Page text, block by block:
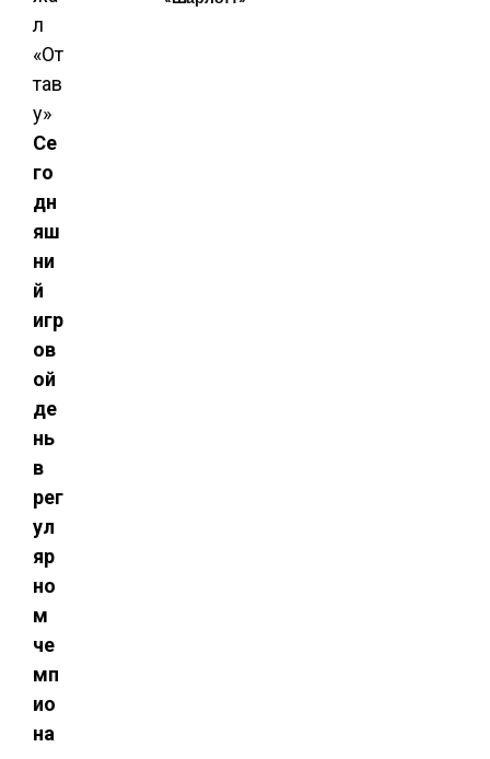
Се
го
дн
яш
ни
й
игр
ов
ой
де
нь
в
рег
ул
яр
но
м
че
мп
ио
на